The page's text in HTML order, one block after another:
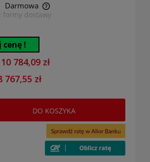
Darmowa
ewentualnych kosztów płatności
formy dostawy
cenę !
10 784,09 zł
767,55 zł
DO KOSZYKA